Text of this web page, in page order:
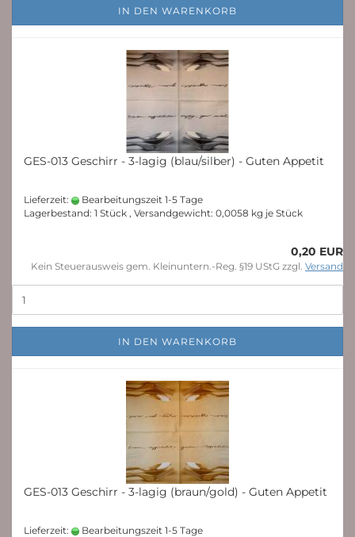
IN DEN WARENKORB
GES-013 Geschirr - 3-lagig (blau/silber) - Guten Appetit
Lieferzeit:
Bearbeitungszeit 1-5 Tage
Lagerbestand: 1 Stück , Versandgewicht: 0,0058 kg je Stück
0,20 EUR
Kein Steuerausweis gem. Kleinuntern.-Reg. §19 UStG zzgl. Versand
IN DEN WARENKORB
GES-013 Geschirr - 3-lagig (braun/gold) - Guten Appetit
Lieferzeit:
Bearbeitungszeit 1-5 Tage